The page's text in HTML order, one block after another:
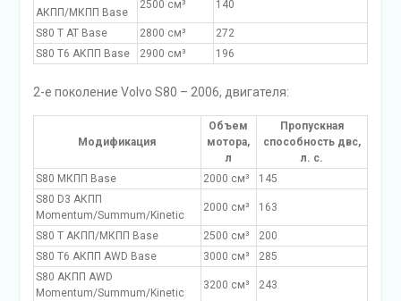
AКПП/MКПП Base
2500 см³ 140
S80 T AT Base 2800 см³
272
S80 T6 AКПП Base
2900 см³ 196
2-е поколение Volvo S80 – 2006, двигателя:
Модификация
Объем
мотора,
л
Пропускная
способность двс,
л. с.
S80 MКПП Base
2000 см³
145
S80 D3 AКПП
Momentum/Summum/Kinetic
2000 см³ 163
S80 T AКПП/MКПП Base 2500 см³
200
S80 T6 AКПП AWD Base
3000 см³
285
S80 AКПП AWD
Momentum/Summum/Kinetic
3200 см³ 243